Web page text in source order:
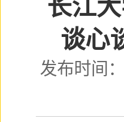
长江
谈心
发布时间